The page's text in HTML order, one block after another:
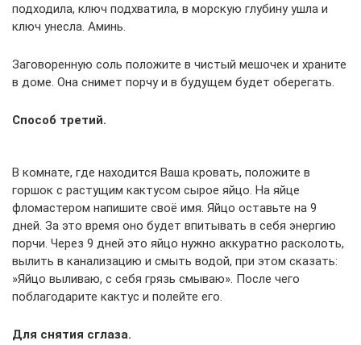
подходила, ключ подхватила, в морскую глубину ушла и
ключ унесла. Аминь.
Заговоренную соль положите в чистый мешочек и храните
в доме. Она снимет порчу и в будущем будет оберегать.
Способ третий.
В комнате, где находится Ваша кровать, положите в
горшок с растущим кактусом сырое яйцо. На яйце
фломастером напишите своё имя. Яйцо оставьте на 9
дней. За это время оно будет впитывать в себя энергию
порчи. Через 9 дней это яйцо нужно аккуратно расколоть,
вылить в канализацию и смыть водой, при этом сказать:
»Яйцо выливаю, с себя грязь смываю». После чего
поблагодарите кактус и полейте его.
Для снятия сглаза.